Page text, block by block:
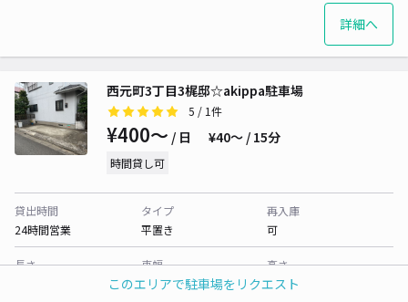
このエリアで駐車場をリクエスト
詳細へ
西元町3丁目3梶邸☆akippa駐車場
5 / 1件
¥400〜 / 日 ¥40〜 / 15分
時間貸し可
貸出時間
24時間営業
タイプ
平置き
再入庫
可
長さ
車幅
250cm 以下
高さ
230cm 以下